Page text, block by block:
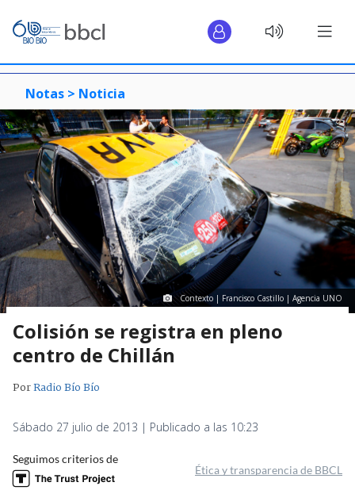
Notas > Noticia
Contexto | Francisco Castillo | Agencia UNO
Colisión se registra en pleno
centro de Chillán
PorRadio Bío Bío
Sábado 27 julio de 2013 | Publicado a las 10:23
Seguimos criterios de
Ética y transparencia de BBCL